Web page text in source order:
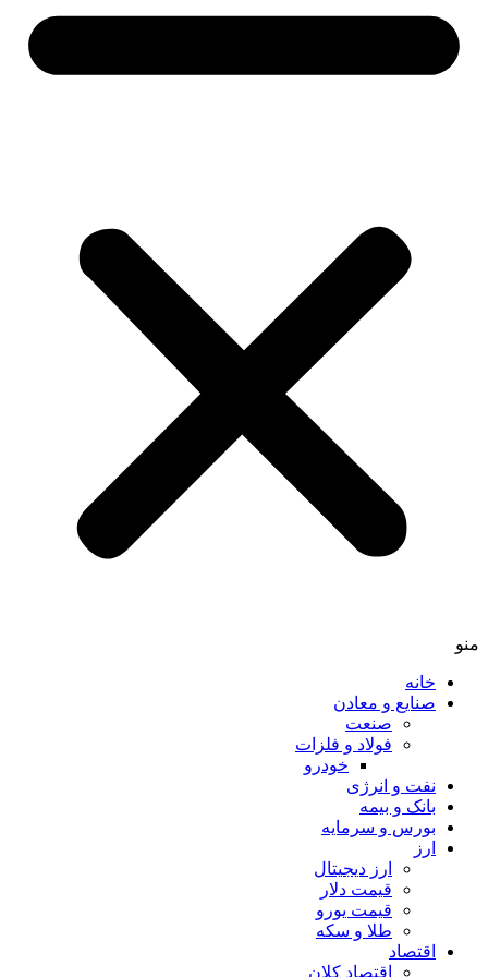
خانه
صنایع و معادن
صنعت
فولاد و فلزات
خودرو
نفت و انرژی
بانک و بیمه
بورس و سرمایه
ارز دیجیتال
قیمت دلار
قیمت یورو
طلا و سکه
اقتصاد
اقتصاد کلان